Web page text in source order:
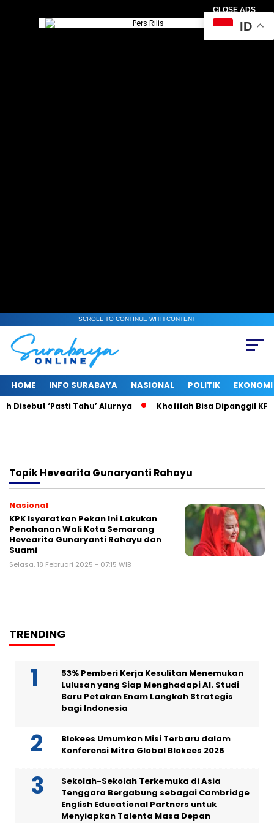
CLOSE ADS
SCROLL TO CONTINUE WITH CONTENT
HOME INFO SURABAYA NASIONAL POLITIK EKONOMI
‘Pasti Tahu’ Alurnya Khofifah Bisa Dipanggil
TopikHevearita Gunaryanti Rahayu
Nasional
KPK Isyaratkan Pekan Ini Lakukan
Penahanan Wali Kota Semarang
Hevearita Gunaryanti Rahayu dan
Suami
Selasa, 18 Februari 2025 - 07:15 WIB
TRENDING
53% Pemberi Kerja Kesulitan Menemukan
Lulusan yang Siap Menghadapi AI. Studi
Baru Petakan Enam Langkah Strategis
bagi Indonesia
Blokees Umumkan Misi Terbaru dalam
Konferensi Mitra Global Blokees 2026
Sekolah-Sekolah Terkemuka di Asia
Tenggara Bergabung sebagai Cambridge
English Educational Partners untuk
Menyiapkan Talenta Masa Depan
ID